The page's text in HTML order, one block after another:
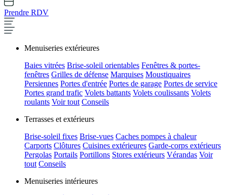
Prendre RDV
Menuiseries extérieures
Baies vitrées Brise-soleil orientables Fenêtres & portes-
fenêtres Grilles de défense Marquises Moustiquaires
Persiennes Portes d'entrée Portes de garage Portes de service
Portes grand trafic Volets battants Volets coulissants Volets
roulants Voir tout Conseils
Terrasses et extérieurs
Brise-soleil fixes Brise-vues Caches pompes à chaleur
Carports Clôtures Cuisines extérieures Garde-corps extérieurs
Pergolas Portails Portillons Stores extérieurs Vérandas Voir
tout Conseils
Menuiseries intérieures